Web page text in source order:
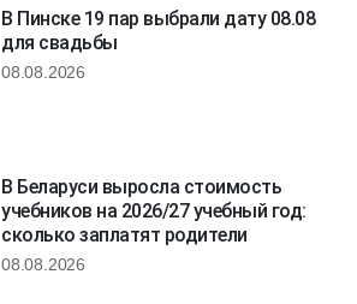
В Пинске 19 пар выбрали дату 08.08
для свадьбы
08.08.2026
В Беларуси выросла стоимость
учебников на 2026/27 учебный год:
сколько заплатят родители
08.08.2026